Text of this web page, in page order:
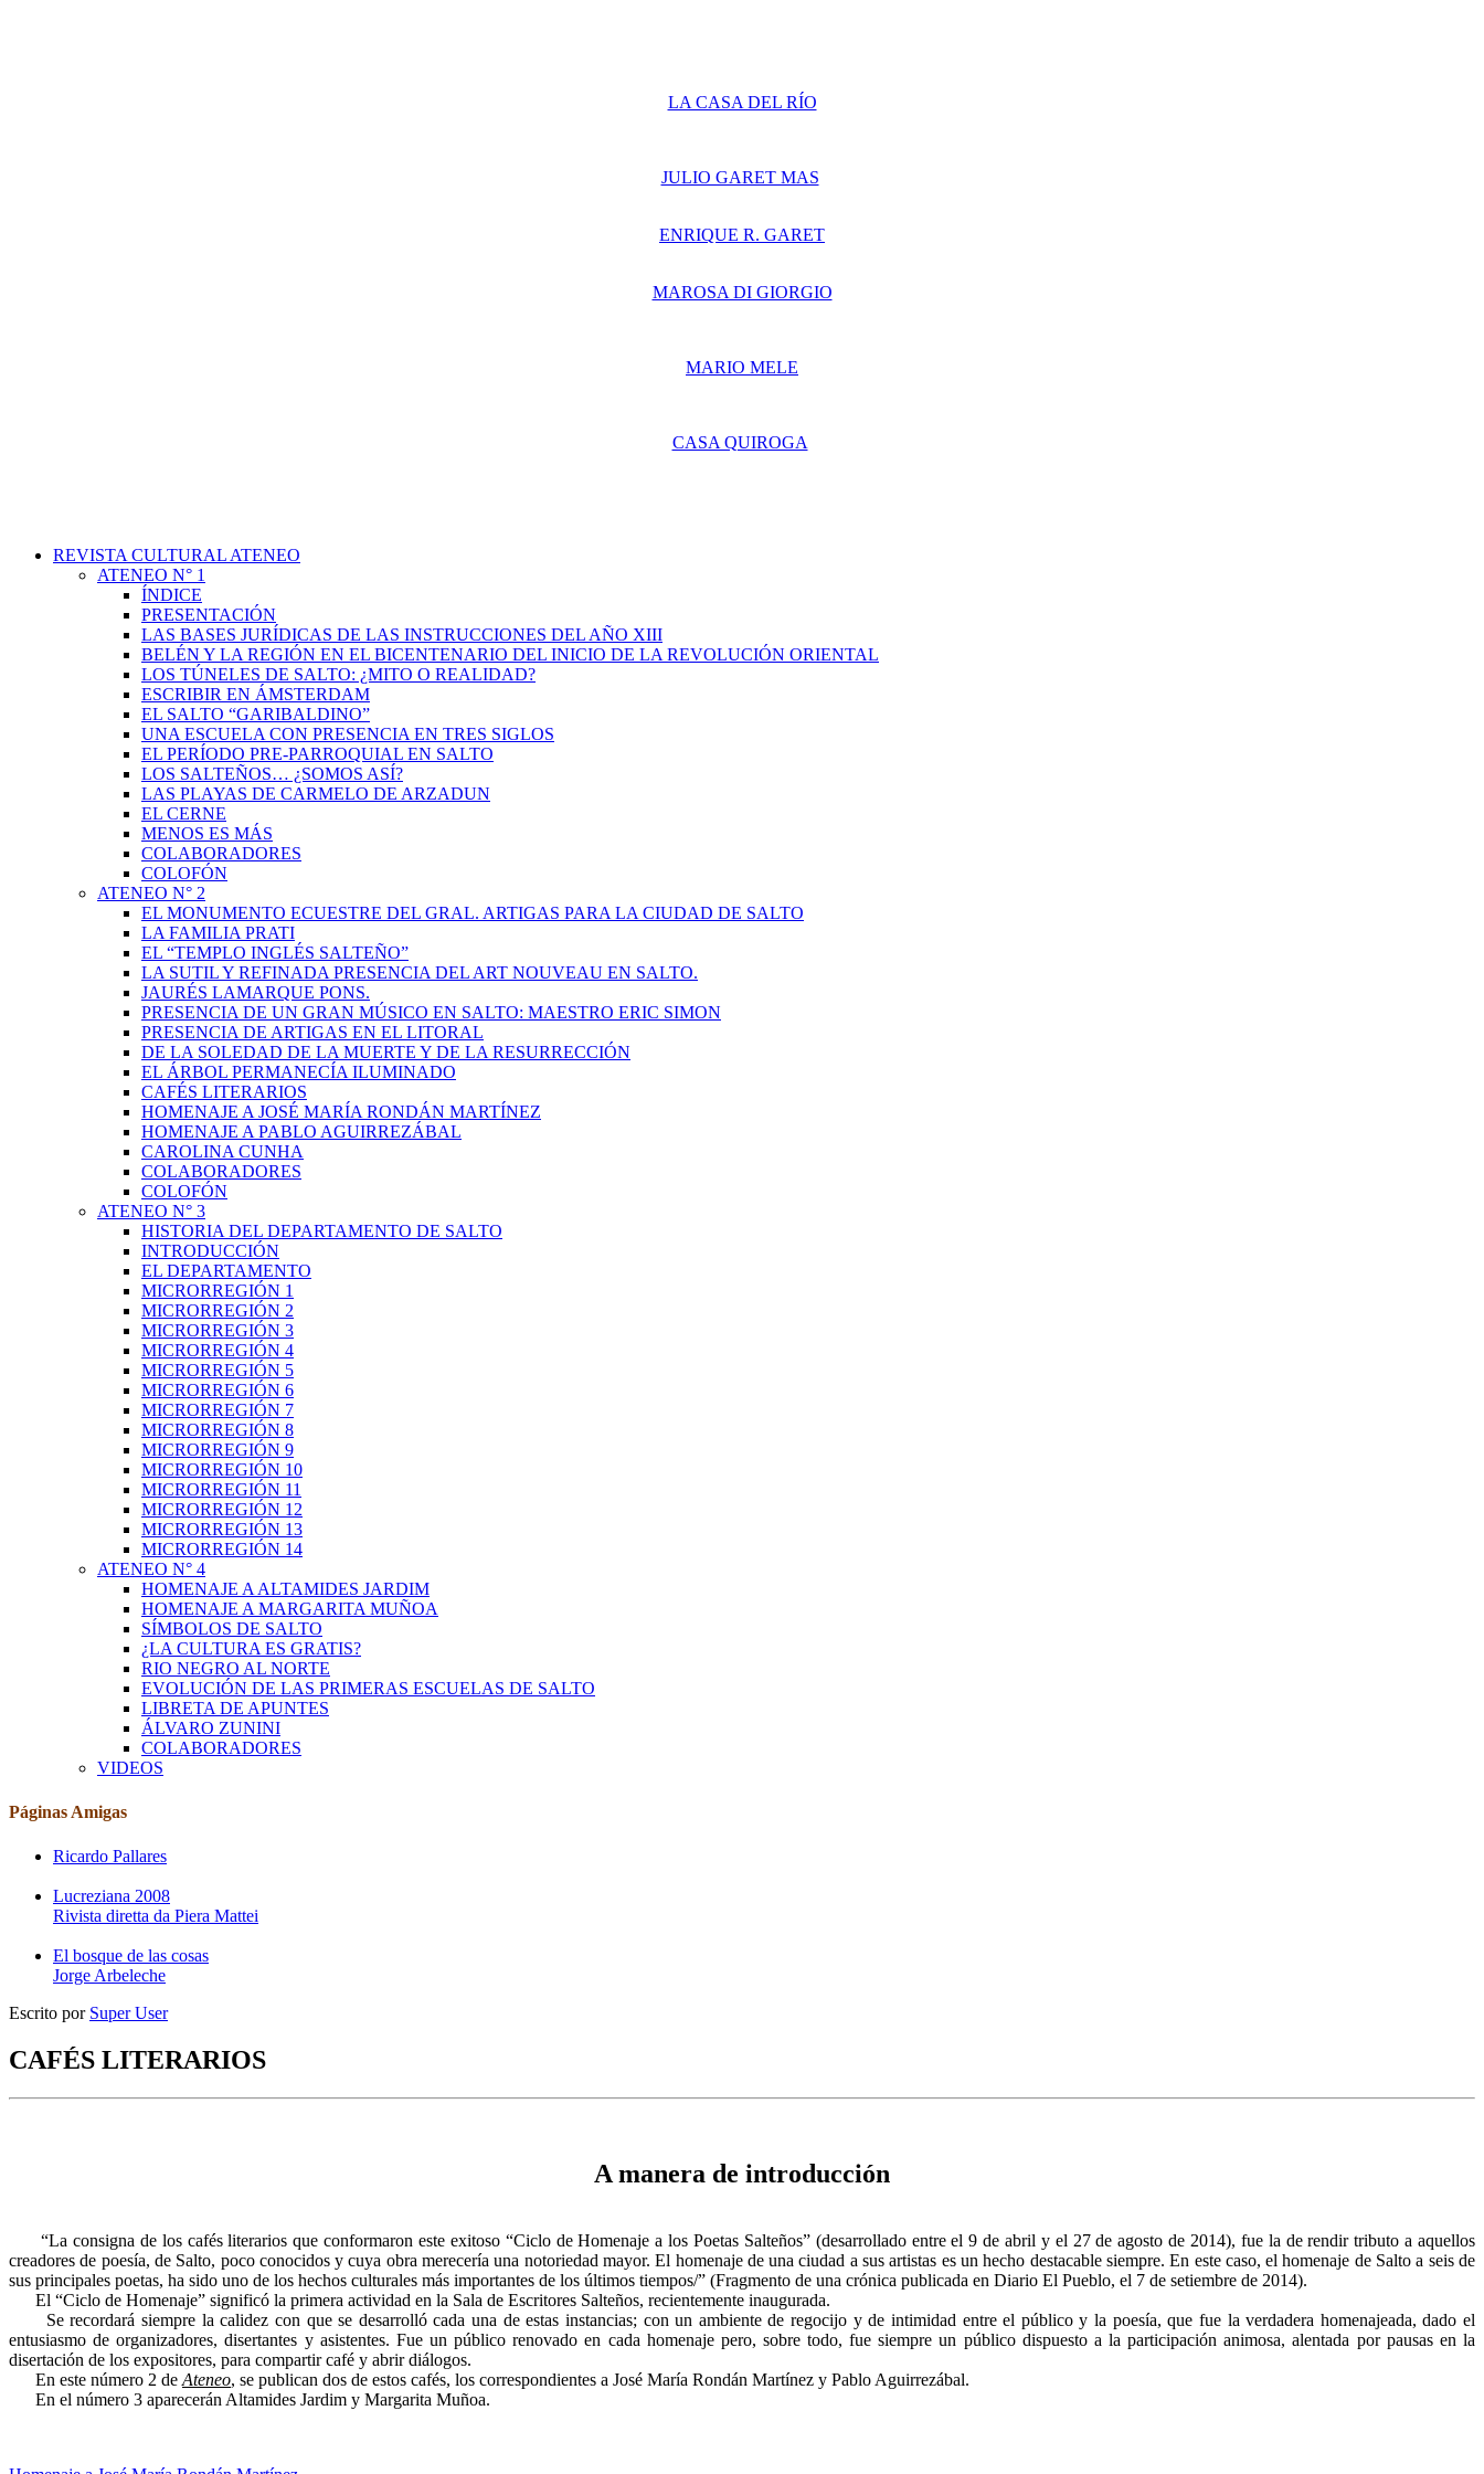
LA CASA DEL RÍO
JULIO GARET MAS
ENRIQUE R. GARET
MAROSA DI GIORGIO
MARIO MELE
CASA QUIROGA
REVISTA CULTURAL ATENEO
ATENEO N° 1
ÍNDICE
PRESENTACIÓN
LAS BASES JURÍDICAS DE LAS INSTRUCCIONES DEL AÑO XIII
BELÉN Y LA REGIÓN EN EL BICENTENARIO DEL INICIO DE LA REVOLUCIÓN ORIENTAL
LOS TÚNELES DE SALTO: ¿MITO O REALIDAD?
ESCRIBIR EN ÁMSTERDAM
EL SALTO “GARIBALDINO”
UNA ESCUELA CON PRESENCIA EN TRES SIGLOS
EL PERÍODO PRE-PARROQUIAL EN SALTO
LOS SALTEÑOS… ¿SOMOS ASÍ?
LAS PLAYAS DE CARMELO DE ARZADUN
EL CERNE
MENOS ES MÁS
COLABORADORES
COLOFÓN
ATENEO N° 2
EL MONUMENTO ECUESTRE DEL GRAL. ARTIGAS PARA LA CIUDAD DE SALTO
LA FAMILIA PRATI
EL “TEMPLO INGLÉS SALTEÑO”
LA SUTIL Y REFINADA PRESENCIA DEL ART NOUVEAU EN SALTO.
JAURÉS LAMARQUE PONS.
PRESENCIA DE UN GRAN MÚSICO EN SALTO: MAESTRO ERIC SIMON
PRESENCIA DE ARTIGAS EN EL LITORAL
DE LA SOLEDAD DE LA MUERTE Y DE LA RESURRECCIÓN
EL ÁRBOL PERMANECÍA ILUMINADO
CAFÉS LITERARIOS
HOMENAJE A JOSÉ MARÍA RONDÁN MARTÍNEZ
HOMENAJE A PABLO AGUIRREZÁBAL
CAROLINA CUNHA
COLABORADORES
COLOFÓN
ATENEO N° 3
HISTORIA DEL DEPARTAMENTO DE SALTO
INTRODUCCIÓN
EL DEPARTAMENTO
MICRORREGIÓN 1
MICRORREGIÓN 2
MICRORREGIÓN 3
MICRORREGIÓN 4
MICRORREGIÓN 5
MICRORREGIÓN 6
MICRORREGIÓN 7
MICRORREGIÓN 8
MICRORREGIÓN 9
MICRORREGIÓN 10
MICRORREGIÓN 11
MICRORREGIÓN 12
MICRORREGIÓN 13
MICRORREGIÓN 14
ATENEO N° 4
HOMENAJE A ALTAMIDES JARDIM
HOMENAJE A MARGARITA MUÑOA
SÍMBOLOS DE SALTO
¿LA CULTURA ES GRATIS?
RIO NEGRO AL NORTE
EVOLUCIÓN DE LAS PRIMERAS ESCUELAS DE SALTO
LIBRETA DE APUNTES
ÁLVARO ZUNINI
COLABORADORES
VIDEOS
Páginas Amigas
Ricardo Pallares
Lucreziana 2008
Rivista diretta da Piera Mattei
El bosque de las cosas
Jorge Arbeleche
Escrito por Super User
CAFÉS LITERARIOS
A manera de introducción
“La consigna de los cafés literarios que conformaron este exitoso “Ciclo de Homenaje a los Poetas Salteños” (desarrollado entre el 9 de abril y el 27 de agosto de 2014), fue la de rendir tributo a aquellos
creadores de poesía, de Salto, poco conocidos y cuya obra merecería una notoriedad mayor. El homenaje de una ciudad a sus artistas es un hecho destacable siempre. En este caso, el homenaje de Salto a seis de
sus principales poetas, ha sido uno de los hechos culturales más importantes de los últimos tiempos/” (Fragmento de una crónica publicada en Diario El Pueblo, el 7 de setiembre de 2014).
El “Ciclo de Homenaje” significó la primera actividad en la Sala de Escritores Salteños, recientemente inaugurada.
Se recordará siempre la calidez con que se desarrolló cada una de estas instancias; con un ambiente de regocijo y de intimidad entre el público y la poesía, que fue la verdadera homenajeada, dado el
entusiasmo de organizadores, disertantes y asistentes. Fue un público renovado en cada homenaje pero, sobre todo, fue siempre un público dispuesto a la participación animosa, alentada por pausas en la
disertación de los expositores, para compartir café y abrir diálogos.
En este número 2 de Ateneo, se publican dos de estos cafés, los correspondientes a José María Rondán Martínez y Pablo Aguirrezábal.
En el número 3 aparecerán Altamides Jardim y Margarita Muñoa.